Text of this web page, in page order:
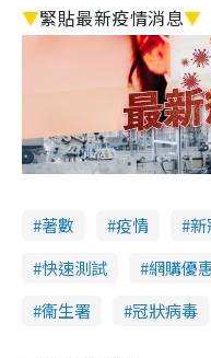
▼緊貼最新疫情消息▼
著數 疫情 新
快速測試
網購優
衞生署
冠狀病毒